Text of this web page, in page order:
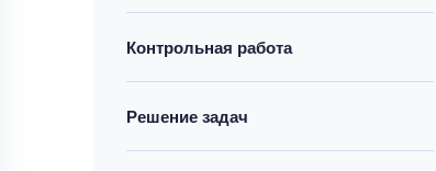
Контрольная работа
Решение задач